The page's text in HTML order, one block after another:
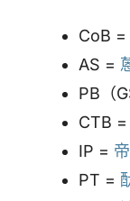
CoB
AS =
PB（
CTB
IP =
PT =